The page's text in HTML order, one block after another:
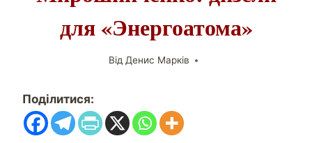
для «Энергоатома»
Від Денис Марків
Поділитися: